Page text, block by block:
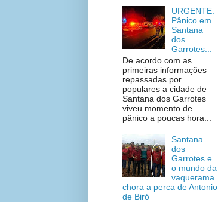
URGENTE:
Pânico em
Santana
dos
Garrotes...
De acordo com as
primeiras informações
repassadas por
populares a cidade de
Santana dos Garrotes
viveu momento de
pânico a poucas hora...
Santana
dos
Garrotes e
o mundo da
vaquerama
chora a perca de Antonio
de Biró